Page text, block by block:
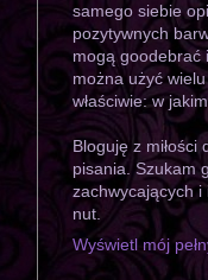
samego siebie
pozytywnych
mogą goodebrać
można użyć wielu
właściwie: w
Bloguję z miłości
pisania. Szukam
zachwycających i
nut.
Wyświetl mój